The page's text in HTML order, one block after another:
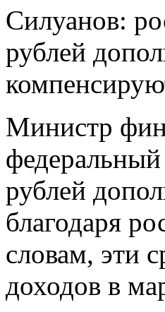
Силуанов:
рублей
Министр
рублей
благодаря
словам, эти
доходов в